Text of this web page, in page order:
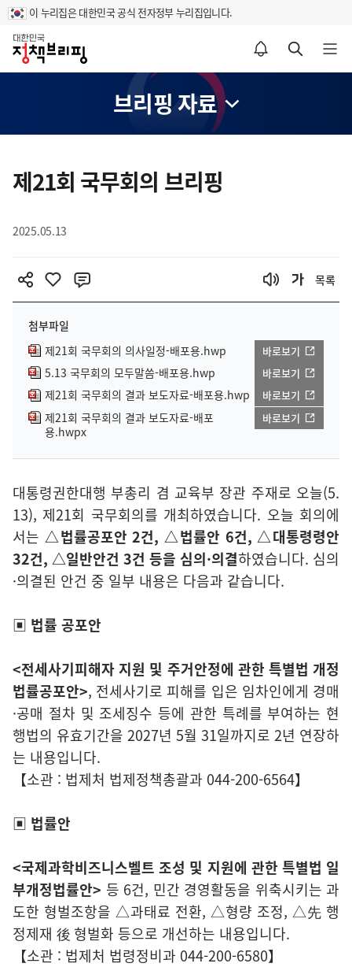
이 누리집은 대한민국 공식 전자정부 누리집입니다.
홈
알림설정 바로가기 검색 바로가기 메뉴 열기
브리핑 자료
텐
츠
역
제21회 국무회의 브리핑
2025.05.13
목록
첨부파일
제21회 국무회의 의사일정-배포용.hwp
바로보기
5.13 국무회의 모두말씀-배포용.hwp 바로보기
제21회 국무회의 결과 보도자료-배포용.hwp 바로보기
제21회 국무회의 결과 보도자료-배포
용.hwpx
바로보기
대통령권한대행 부총리 겸 교육부 장관 주재로 오늘(5.
13), 제21회 국무회의를 개최하였습니다. 오늘 회의에
서는 △법률공포안 2건, △법률안 6건, △대통령령안
32건, △일반안건 3건 등을 심의·의결하였습니다. 심의
·의결된 안건 중 일부 내용은 다음과 같습니다.
▣ 법률 공포안
<전세사기피해자 지원 및 주거안정에 관한 특별법 개정
법률공포안>, 전세사기로 피해를 입은 임차인에게 경매
·공매 절차 및 조세징수 등에 관한 특례를 부여하는 현
행법의 유효기간을 2027년 5월 31일까지로 2년 연장하
는 내용입니다.
【소관 : 법제처 법제정책총괄과 044-200-6564】
▣ 법률안
<국제과학비즈니스벨트 조성 및 지원에 관한 특별법 일
부개정법률안> 등 6건, 민간 경영활동을 위축시키는 과
도한 형벌조항을 △과태료 전환, △형량 조정, △先 행
정제재 後 형벌화 등으로 개선하는 내용입니다.
【소관 : 법제처 법령정비과 044-200-6580】